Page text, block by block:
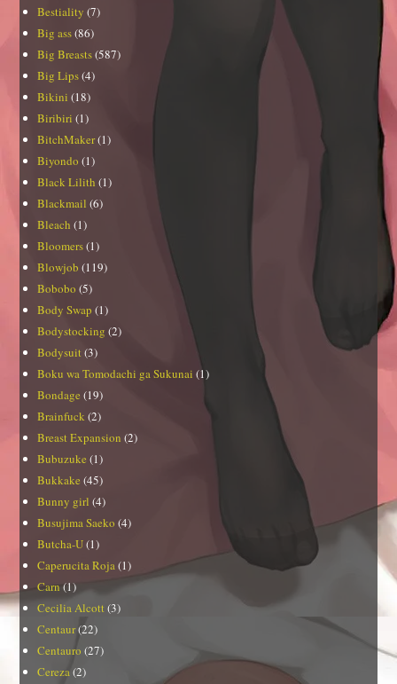
Bestiality (7)
Big ass(86)
Big Breasts(587)
Big Lips(4)
Bikini (18)
Biribiri (1)
BitchMaker(1)
Biyondo (1)
Black Lilith (1)
Blackmail (6)
Bleach (1)
Bloomers(1)
Blowjob (119)
Bobobo (5)
Body Swap (1)
Bodystocking (2)
Bodysuit (3)
Boku wa Tomodachi ga Sukunai (1)
Bondage (19)
Brainfuck (2)
Breast Expansion (2)
Bubuzuke (1)
Bukkake (45)
Bunny girl (4)
Busujima Saeko (4)
Butcha-U(1)
Caperucita Roja(1)
Carn (1)
Cecilia Alcott (3)
Centaur(22)
Centauro (27)
Cereza(2)